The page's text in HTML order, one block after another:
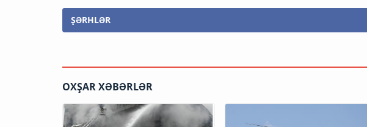
ŞƏRHLƏR
OXŞAR XƏBƏRLƏR